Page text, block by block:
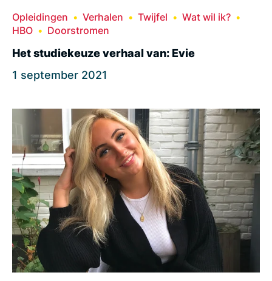
Opleidingen Verhalen Twijfel
Wat wil ik?
HBO
Doorstromen
Het studiekeuze verhaal van: Evie
1 september 2021